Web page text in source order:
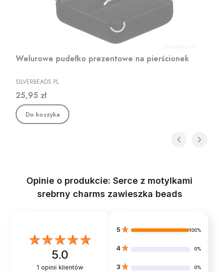
Welurowe pudełko prezentowe na pierścionek
PRODUCENT
SILVERBEADS.PL
Cena
25,95 zł
Do koszyka
Opinie o produkcie: Serce z motylkami
srebrny charms zawieszka beads
5.0
1 opinii klientów
5 100%
4 0%
3 0%